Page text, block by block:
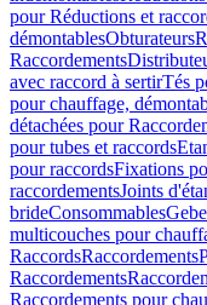
pour Réductions et
démontablesObturateurs
Raccordements
avec raccord à sertirTés
pour chauffage,
détachées pour
pour tubes et raccords
pour raccordsFixations
raccordementsJoints
brideConsommables
multicouches pour
RaccordsRaccordements
Raccordements
Raccordements pour